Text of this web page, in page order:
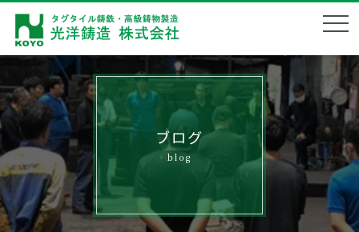
会社概要
Corporate profile
企業理念
Philosophy
製品ラインナップ
鋳造技術
Technical
ブログ
blog